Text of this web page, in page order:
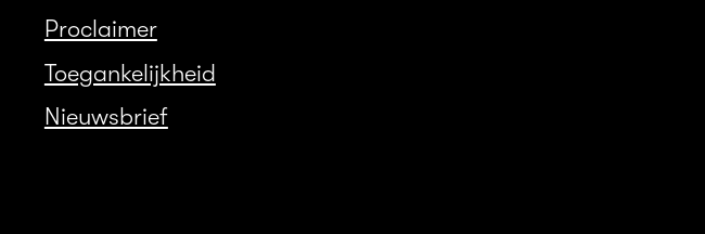
Proclaimer
Toegankelijkheid
Nieuwsbrief